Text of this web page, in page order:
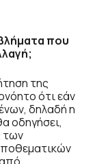
που
της
ότι εάν
δηλαδή η
οδηγήσει,
των